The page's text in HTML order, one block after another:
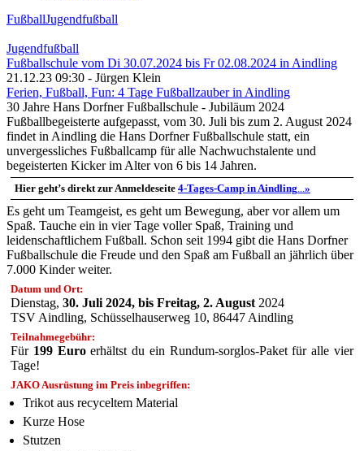
FußballJugendfußball
Jugendfußball
Fußballschule vom Di 30.07.2024 bis Fr 02.08.2024 in Aindling
21.12.23 09:30 - Jürgen Klein
Ferien, Fußball, Fun: 4 Tage Fußballzauber in Aindling
30 Jahre Hans Dorfner Fußballschule - Jubiläum 2024
Fußballbegeisterte aufgepasst, vom 30. Juli bis zum 2. August 2024
findet in Aindling die Hans Dorfner Fußballschule statt, ein
unvergessliches Fußballcamp für alle Nachwuchstalente und
begeisterten Kicker im Alter von 6 bis 14 Jahren.
Hier geht’s direkt zur Anmeldeseite 4-Tages-Camp in Aindling...»
Es geht um Teamgeist, es geht um Bewegung, aber vor allem um
Spaß. Tauche ein in vier Tage voller Spaß, Training und
leidenschaftlichem Fußball. Schon seit 1994 gibt die Hans Dorfner
Fußballschule die Freude und den Spaß am Fußball an jährlich über
7.000 Kinder weiter.
Datum und Ort:
Dienstag, 30. Juli 2024, bis Freitag, 2. August 2024
TSV Aindling, Schüsselhauserweg 10, 86447 Aindling
Teilnahmegebühr:
Für 199 Euroerhältst du ein Rundum-sorglos-Paket für alle vier
Tage!
JAKO Ausrüstung im Preis inbegriffen:
Trikot aus recyceltem Material
Kurze Hose
Stutzen